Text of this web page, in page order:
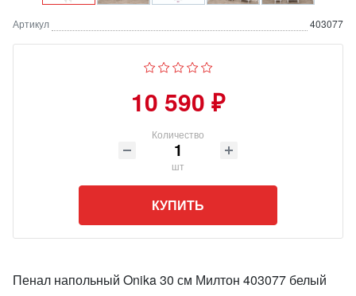
Артикул 403077
10 590 ₽
Количество
шт
КУПИТЬ
Пенал напольный Onika 30 см Милтон 403077 белый